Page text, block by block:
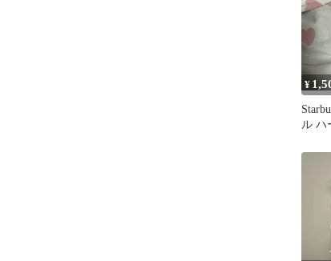
¥
ル ハ